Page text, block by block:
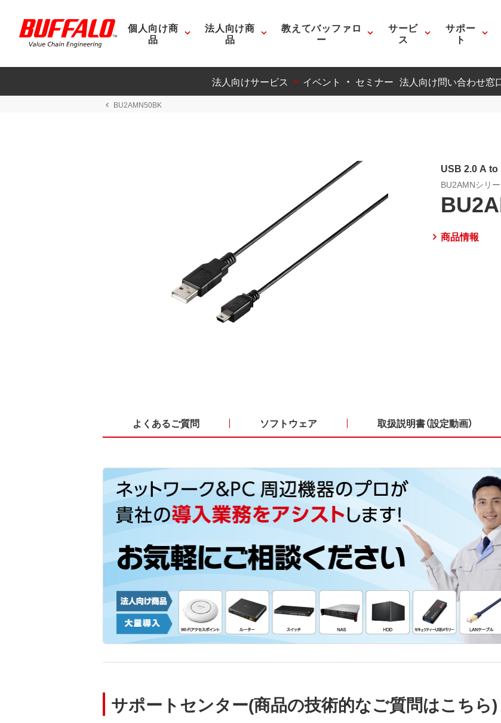
個人向け商
品
法人向け商
品
教えてバッファロ
ー
サービ
ス
サポー
ト
法人向けサービス イベント ・ セミナー 法人向け問い合わせ窓
BU2AMN50BK
USB 2.0 A
BU2AMNシリ
商品情報
よくあるご質問 ソフトウェア 取扱説明書（設定動画）
サポートセンター(商品の技術的なご質問はこちら)